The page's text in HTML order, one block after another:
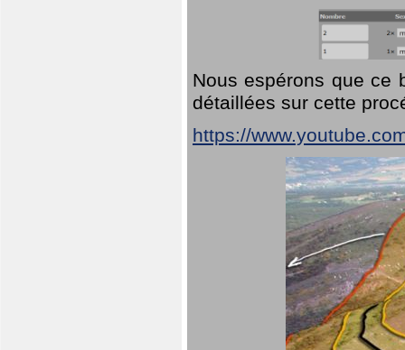
Nous espérons que ce
détaillées sur cette
https://